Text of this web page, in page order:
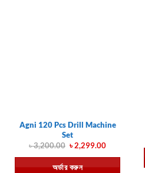
Agni 120 Pcs Drill Machine
Set
৳3,200.00 Original
price
was:
৳ 3,200.00.
৳2,299.00Current
is:
৳ 2,299.00.
অর্ডার করুন